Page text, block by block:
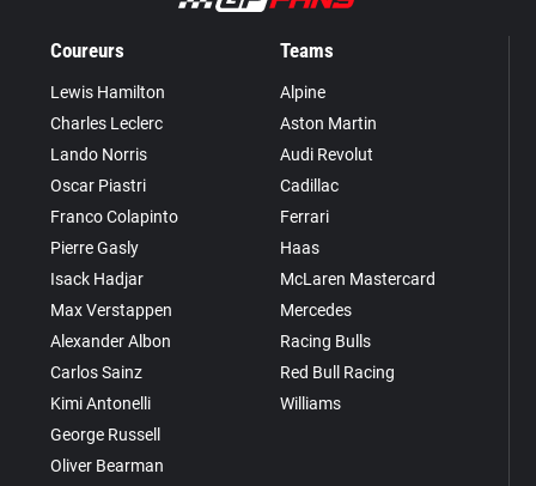
Coureurs
Lewis Hamilton
Charles Leclerc
Lando Norris
Oscar Piastri
Franco Colapinto
Pierre Gasly
Isack Hadjar
Max Verstappen
Alexander Albon
Carlos Sainz
Kimi Antonelli
George Russell
Oliver Bearman
Teams
Alpine
Aston Martin
Audi Revolut
Cadillac
Ferrari
Haas
McLaren Mastercard
Mercedes
Racing Bulls
Red Bull Racing
Williams